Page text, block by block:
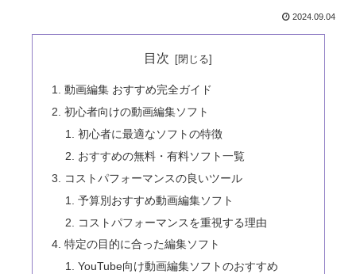
2024.09.04
目次
動画編集 おすすめ完全ガイド
初心者向けの動画編集ソフト
初心者に最適なソフトの特徴
おすすめの無料・有料ソフト一覧
コストパフォーマンスの良いツール
予算別おすすめ動画編集ソフト
コストパフォーマンスを重視する理由
特定の目的に合った編集ソフト
YouTube向け動画編集ソフトのおすすめ